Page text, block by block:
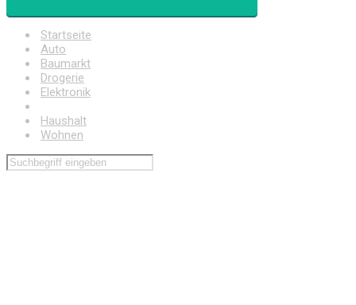
Startseite
Auto
Baumarkt
Drogerie
Elektronik
Haushalt
Wohnen